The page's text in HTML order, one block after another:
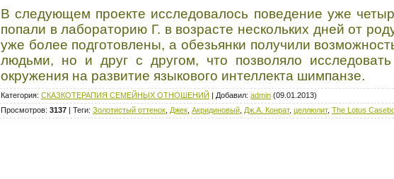
В следующем проекте исследовалось поведение уже
попали в лабораторию Г. в возрасте нескольких дней от
уже более подготовлены, а обезьянки получили
людьми, но и друг с другом, что позволяло исследовать
окружения на развитие языкового интеллекта шимпанзе.
Категория: СКАЗКОТЕРАПИЯ СЕМЕЙНЫХ ОТНОШЕНИЙ | Добавил: admin (09.01.2013)
Просмотров: 3137 | Теги: Золотистый оттенок Джeк Акридиновый Дж.А. Конрат, целлюлит, The Lotus